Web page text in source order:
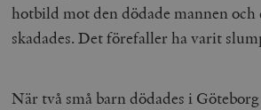
hotbild mot den dödade mannen och
skadades. Det förefaller ha varit
När två små barn dödades i